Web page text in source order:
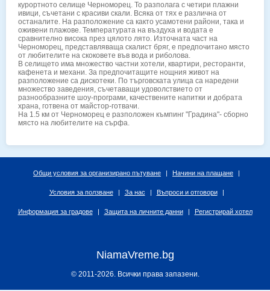
курортното селище Черноморец. То разполага с четири плажни
ивици, съчетани с красиви скали. Всяка от тях е различна от
останалите. На разположение са както усамотени райони, така и
оживени плажове. Температурата на въздуха и водата е
сравнително висока през цялото лято. Източната част на
Черноморец, представляваща скалист бряг, е предпочитано място
от любителите на скоковете във вода и риболова.
В селището има множество частни хотели, квартири, ресторанти,
кафенета и механи. За предпочитащите нощния живот на
разположение са дискотеки. По търговската улица са наредени
множество заведения, съчетаващи удоволствието от
разнообразните шоу-програми, качествените напитки и добрата
храна, готвена от майстор-готвачи.
На 1.5 км от Черноморец е разположен къмпинг "Градина"- сборно
място на любителите на сърфа.
Общи условия за организирано пътуване | Начини на плащане |
Условия за ползване | За нас | Въпроси и отговори |
Информация за градове | Защита на личните данни | Регистрирай хотел
NiamaVreme.bg
© 2011-2026. Всички права запазени.